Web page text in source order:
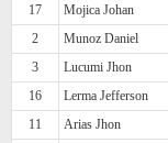
17
Mojica Johan
2
Munoz Daniel
3
Lucumi Jhon
16
Lerma Jefferson
11
Arias Jhon